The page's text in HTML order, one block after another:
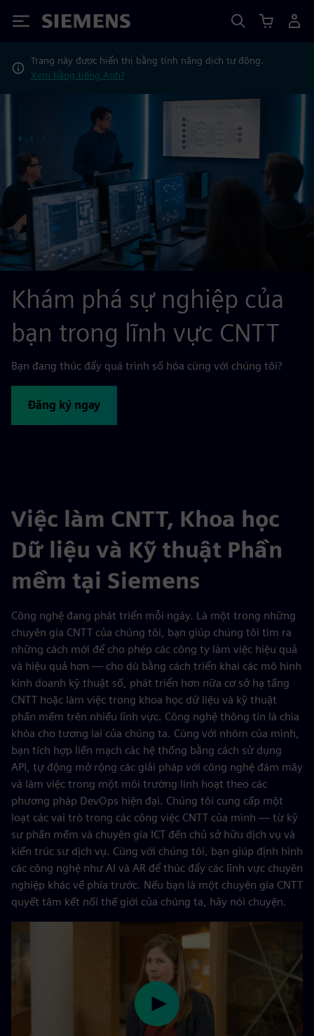
Siemens
Trang này được hiển thị bằng tính năng dịch tự động.
Xem bằng tiếng Anh?
Khám phá sự nghiệp của
bạn trong lĩnh vực CNTT
Bạn đang thúc đẩy quá trình số hóa cùng với chúng tôi?
Đăng ký ngay
Việc làm CNTT, Khoa học
Dữ liệu và Kỹ thuật Phần
mềm tại Siemens
Công nghệ đang phát triển mỗi ngày. Là một trong những
chuyên gia CNTT của chúng tôi, bạn giúp chúng tôi tìm ra
những cách mới để cho phép các công ty làm việc hiệu quả
và hiệu quả hơn — cho dù bằng cách triển khai các mô hình
kinh doanh kỹ thuật số, phát triển hơn nữa cơ sở hạ tầng
CNTT hoặc làm việc trong khoa học dữ liệu và kỹ thuật
phần mềm trên nhiều lĩnh vực. Công nghệ thông tin là chìa
khóa cho tương lai của chúng ta. Cùng với nhóm của mình,
bạn tích hợp liền mạch các hệ thống bằng cách sử dụng
API, tự động mở rộng các giải pháp với công nghệ đám mây
và làm việc trong một môi trường linh hoạt theo các
phương pháp DevOps hiện đại. Chúng tôi cung cấp một
loạt các vai trò trong các công việc CNTT của mình — từ kỹ
sư phần mềm và chuyên gia ICT đến chủ sở hữu dịch vụ và
kiến trúc sư dịch vụ. Cùng với chúng tôi, bạn giúp định hình
các công nghệ như AI và AR để thúc đẩy các lĩnh vực chuyên
nghiệp khác về phía trước. Nếu bạn là một chuyên gia CNTT
quyết tâm kết nối thế giới của chúng ta, hãy nói chuyện.
Play